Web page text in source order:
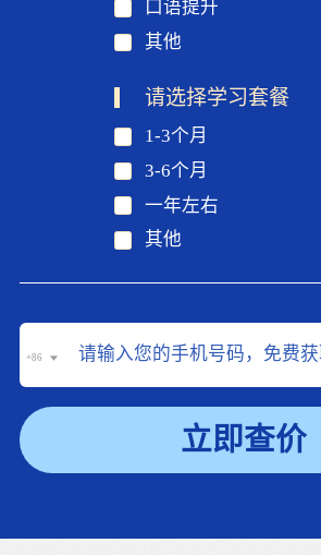
口语提升
其他
请选择学习套餐
1-3个月
3-6个月
一年左右
其他
+86
立即查价